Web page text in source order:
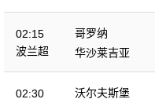
02:15
波兰超
哥罗纳
华沙莱吉亚
02:30 沃尔夫斯堡